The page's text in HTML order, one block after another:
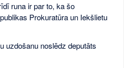
runa ir par to, ka šo
Prokuratūra un Iekšlietu
uzdošanu noslēdz deputāts